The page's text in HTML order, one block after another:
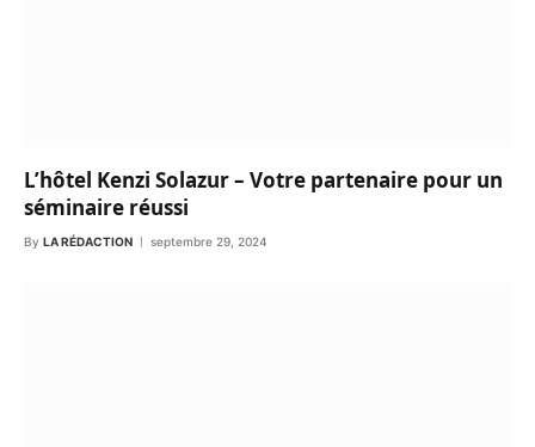
L’hôtel Kenzi Solazur – Votre partenaire pour un
séminaire réussi
By LA RÉDACTION septembre 29, 2024